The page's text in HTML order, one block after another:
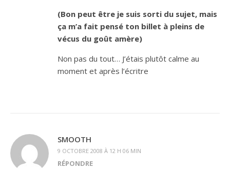
(Bon peut être je suis sorti du sujet, mais
ça m’a fait pensé ton billet à pleins de
vécus du goût amère)
Non pas du tout… J’étais plutôt calme au
moment et après l’écritre
SMOOTH
9 OCTOBRE 2008 À 12 H 06 MIN
RÉPONDRE